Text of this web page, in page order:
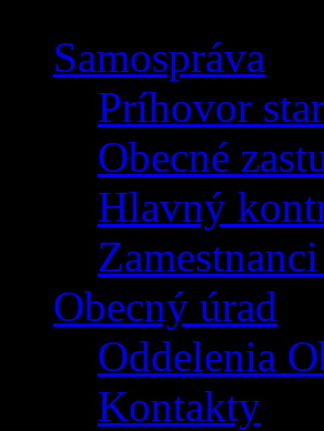
Samospráva
Príhovor
Obecné
Hlavný
Obecný úrad
Oddelenia
Kontakty